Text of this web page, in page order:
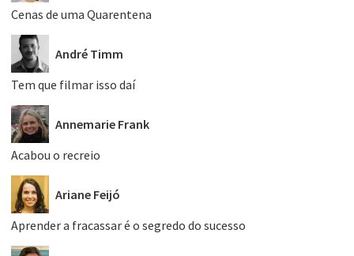
Cenas de uma Quarentena
André Timm
Tem que filmar isso daí
Annemarie Frank
Acabou o recreio
Ariane Feijó
Aprender a fracassar é o segredo do sucesso